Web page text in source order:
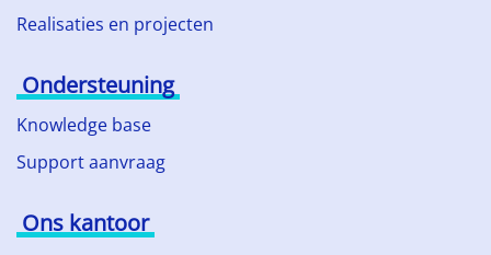
Realisaties en projecten
Ondersteuning
Knowledge base
Support aanvraag
Ons kantoor